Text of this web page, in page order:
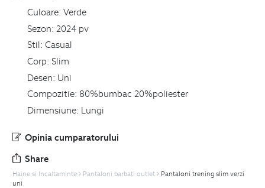
Culoare: Verde
Sezon: 2024 pv
Stil: Casual
Corp: Slim
Desen: Uni
Compozitie: 80%bumbac 20%poliester
Dimensiune: Lungi
Opinia cumparatorului
Share
Haine si Incaltaminte Pantaloni barbati outlet
Pantaloni trening slim verzi
uni